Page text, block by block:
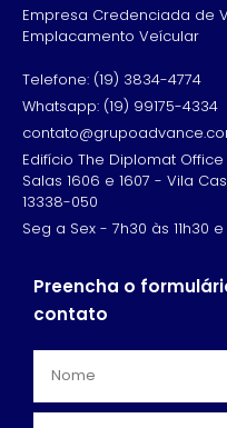
Empresa Credenciada de
Emplacamento Veícular
Telefone: (19) 3834-4774
Whatsapp: (19) 99175-4334
Edifício The Diplomat
Salas 1606 e 1607 - Vila
13338-050
Seg a Sex - 7h30 às 11h30
Preencha o
contato